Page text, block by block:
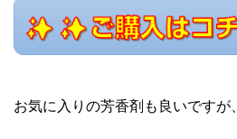
お気に入りの芳香剤も良いですが、